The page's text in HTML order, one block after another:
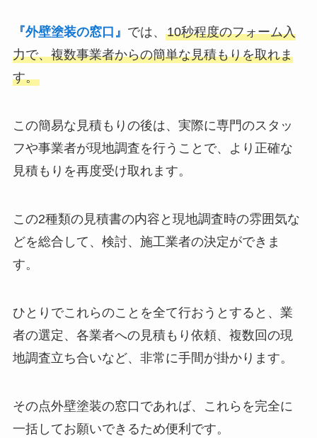
『外壁塗装の窓口』 では、 10秒程度のフォーム入
力で、複数事業者からの簡単な見積もりを取れま
す。
この簡易な見積もりの後は、実際に専門のスタッ
フや事業者が現地調査を行うことで、より正確な
見積もりを再度受け取れます。
この2種類の見積書の内容と現地調査時の雰囲気な
どを総合して、検討、施工業者の決定ができま
す。
ひとりでこれらのことを全て行おうとすると、業
者の選定、各業者への見積もり依頼、複数回の現
地調査立ち合いなど、非常に手間が掛かります。
その点外壁塗装の窓口であれば、これらを完全に
一括してお願いできるため便利です。